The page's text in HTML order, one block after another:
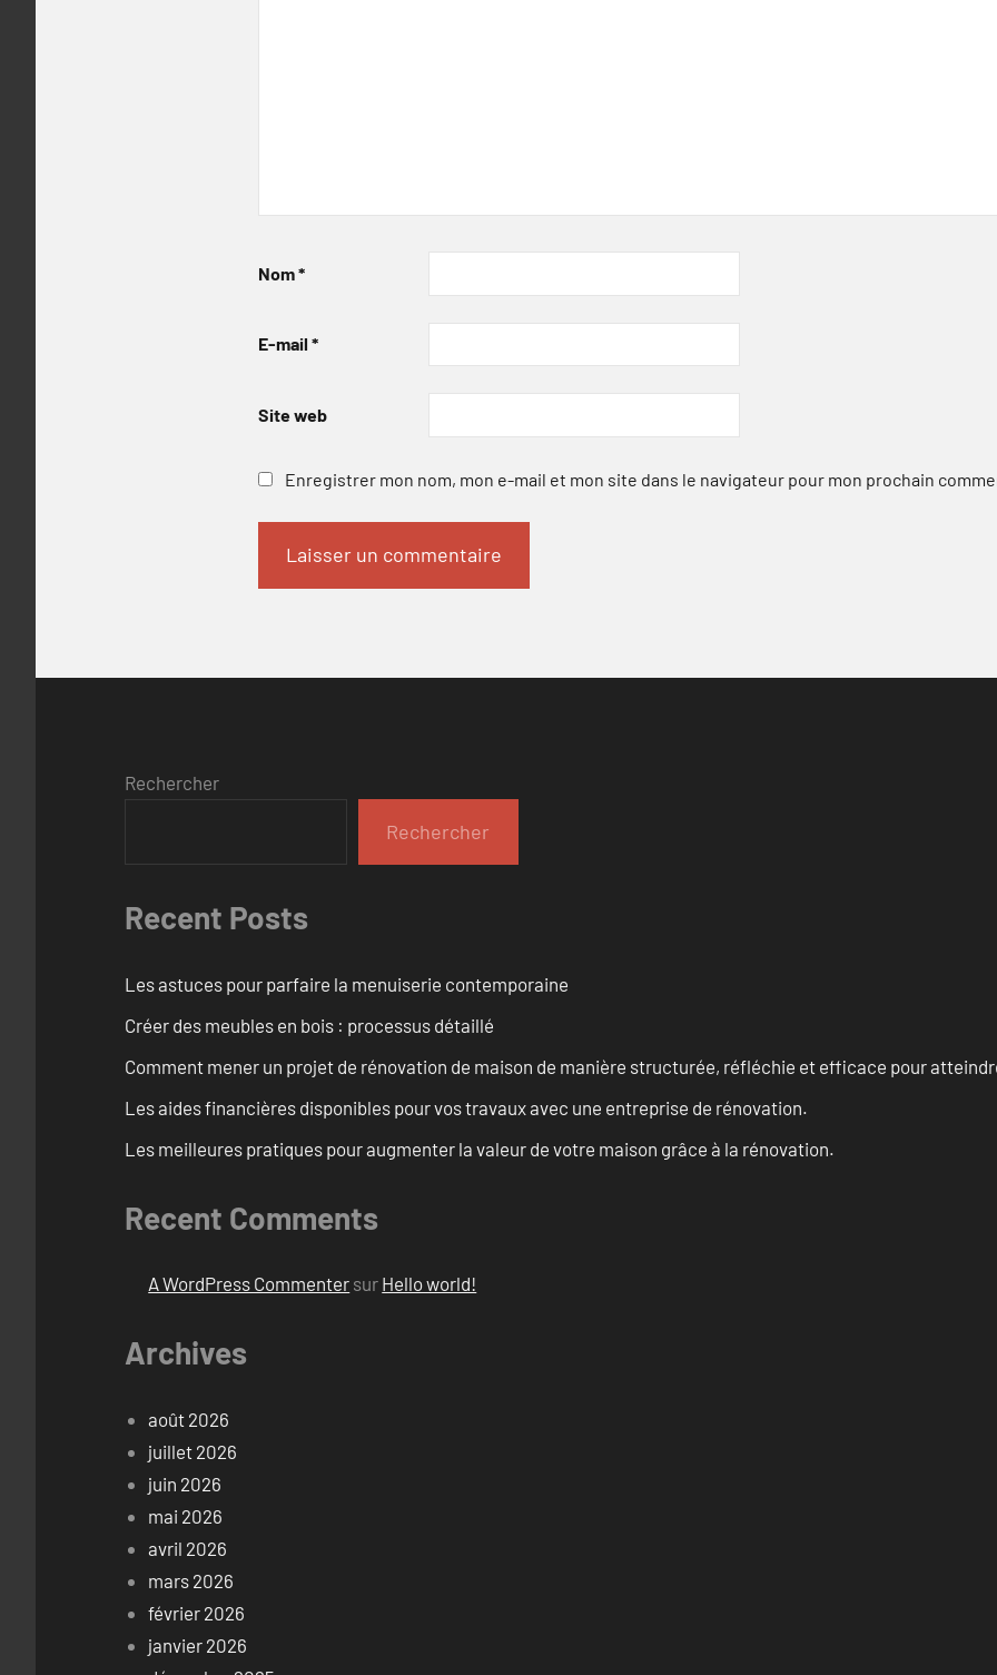
Nom*
E-mail *
Site web
Enregistrer mon nom, mon e-mail et mon site dans le navigateur pour mon prochain
Rechercher
Rechercher
Recent Posts
Les astuces pour parfaire la menuiserie contemporaine
Créer des meubles en bois : processus détaillé
Comment mener un projet de rénovation de maison de manière structurée, réfléchie et efficace pour
Les aides financières disponibles pour vos travaux avec une entreprise de rénovation.
Les meilleures pratiques pour augmenter la valeur de votre maison grâce à la rénovation.
Recent Comments
A WordPress Commenter sur Hello world!
Archives
août 2026
juillet 2026
juin 2026
mai 2026
avril 2026
mars 2026
février 2026
janvier 2026